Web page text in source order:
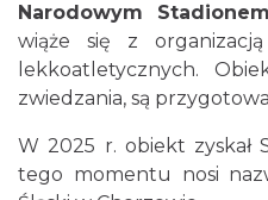
Narodowym
wiąże się z
lekkoatletycznych.
zwiedzania, są
W 2025 r. obiekt zyskał
tego momentu nosi